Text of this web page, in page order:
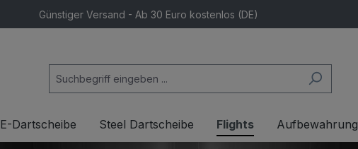
Günstiger Versand - Ab 30 Euro kostenlos (DE)
E-Dartscheibe Steel Dartscheibe Flights Aufbewahrung